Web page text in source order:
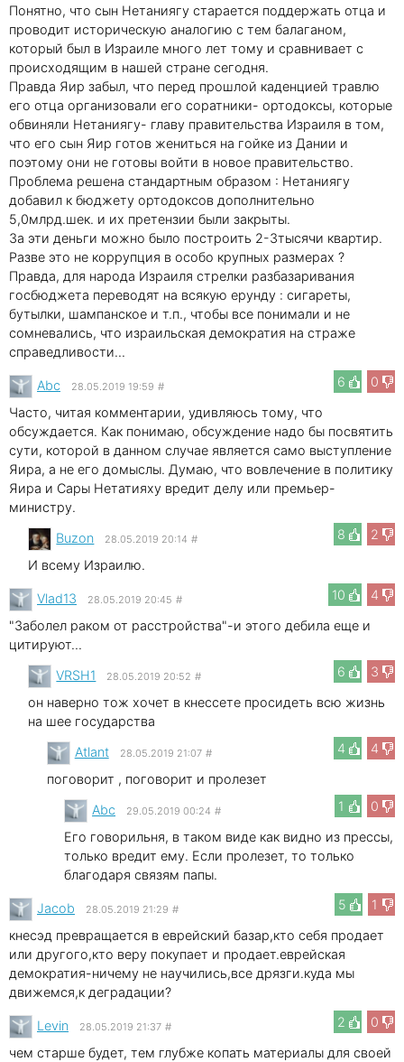
Понятно, что сын Нетаниягу старается поддержать отца и
проводит историческую аналогию с тем балаганом,
который был в Израиле много лет тому и сравнивает с
происходящим в нашей стране сегодня.
Правда Яир забыл, что перед прошлой каденцией травлю
его отца организовали его соратники- ортодоксы, которые
обвиняли Нетаниягу- главу правительства Израиля в том,
что его сын Яир готов жениться на гойке из Дании и
поэтому они не готовы войти в новое правительство.
Проблема решена стандартным образом : Нетаниягу
добавил к бюджету ортодоксов дополнительно
5,0млрд.шек. и их претензии были закрыты.
За эти деньги можно было построить 2-3тысячи квартир.
Разве это не коррупция в особо крупных размерах ?
Правда, для народа Израиля стрелки разбазаривания
госбюджета переводят на всякую ерунду : сигареты,
бутылки, шампанское и т.п., чтобы все понимали и не
сомневались, что израильская демократия на страже
справедливости...
6
0
Abc 28.05.2019 19:59 #
Часто, читая комментарии, удивляюсь тому, что
обсуждается. Как понимаю, обсуждение надо бы посвятить
сути, которой в данном случае является само выступление
Яира, а не его домыслы. Думаю, что вовлечение в политику
Яира и Сары Нетатияху вредит делу или премьер-
министру.
8
2
Buzon 28.05.2019 20:14 #
И всему Израилю.
10
4
Vlad13 28.05.2019 20:45 #
"Заболел раком от расстройства"-и этого дебила еще и
цитируют...
6
3
VRSH1 28.05.2019 20:52 #
он наверно тож хочет в кнессете просидеть всю жизнь
на шее государства
4
4
Atlant 28.05.2019 21:07 #
поговорит , поговорит и пролезет
1
0
Abc 29.05.2019 00:24 #
Его говорильня, в таком виде как видно из прессы,
только вредит ему. Если пролезет, то только
благодаря связям папы.
5
1
Jacob 28.05.2019 21:29 #
кнесэд превращается в еврейский базар,кто себя продает
или другого,кто веру покупает и продает.еврейская
демократия-ничему не научились,все дрязги.куда мы
движемся,к деградации?
2
0
Levin 28.05.2019 21:37 #
чем старше будет, тем глубже копать материалы для своей